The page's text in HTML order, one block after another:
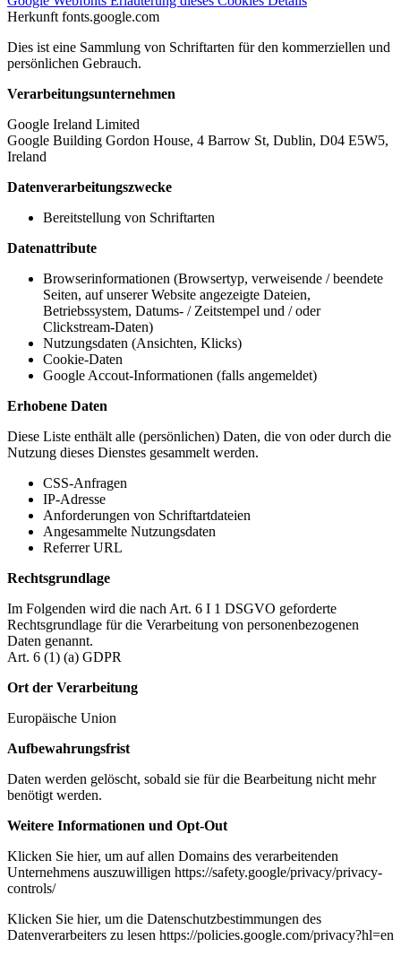
Herkunft fonts.google.com
Dies ist eine Sammlung von Schriftarten für den kommerziellen und
persönlichen Gebrauch.
Verarbeitungsunternehmen
Google Ireland Limited
Google Building Gordon House, 4 Barrow St, Dublin, D04 E5W5,
Ireland
Datenverarbeitungszwecke
Bereitstellung von Schriftarten
Datenattribute
Browserinformationen (Browsertyp, verweisende / beendete
Seiten, auf unserer Website angezeigte Dateien,
Betriebssystem, Datums- / Zeitstempel und / oder
Clickstream-Daten)
Nutzungsdaten (Ansichten, Klicks)
Cookie-Daten
Google Accout-Informationen (falls angemeldet)
Erhobene Daten
Diese Liste enthält alle (persönlichen) Daten, die von oder durch die
Nutzung dieses Dienstes gesammelt werden.
CSS-Anfragen
IP-Adresse
Anforderungen von Schriftartdateien
Angesammelte Nutzungsdaten
Referrer URL
Rechtsgrundlage
Im Folgenden wird die nach Art. 6 I 1 DSGVO geforderte
Rechtsgrundlage für die Verarbeitung von personenbezogenen
Daten genannt.
Art. 6 (1) (a) GDPR
Ort der Verarbeitung
Europäische Union
Aufbewahrungsfrist
Daten werden gelöscht, sobald sie für die Bearbeitung nicht mehr
benötigt werden.
Weitere Informationen und Opt-Out
Klicken Sie hier, um auf allen Domains des verarbeitenden
Unternehmens auszuwilligen https://safety.google/privacy/privacy-
controls/
Klicken Sie hier, um die Datenschutzbestimmungen des
Datenverarbeiters zu lesen https://policies.google.com/privacy?hl=en